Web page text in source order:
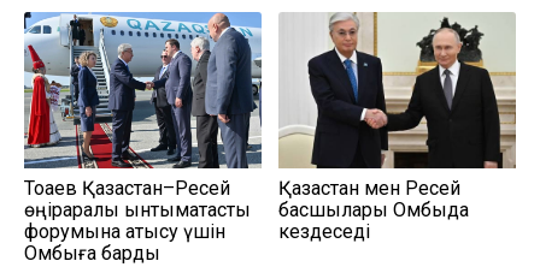
Тоқаев Қазақстан–Ресей
өңіраралық ынтымақтастық
форумына қатысу үшін
Омбыға барды
Қазақстан мен Ресей
басшылары Омбыда
кездеседі